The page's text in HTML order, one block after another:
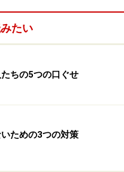
って、誰よりも眺めの
しい食事を楽しむことが
いぶん高価な幸せとな
のでなかなか長続きし
たい
ちの5つの口ぐせ
ための3つの対策